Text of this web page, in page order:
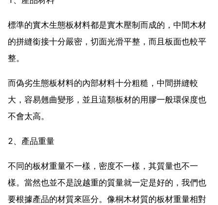
標準的實木生態板材料都是實木壓制而成的，中間木材
的拼縫銜接十分嚴密，切面光滑平整，而且板面也較平
整。
而偽劣生態板材料的內部材料十分粗糙，中間拼縫較
大，容易翹曲變形，並且這類板材的用膠一般環保度也
不會太高。
2、產品重量
不同的板材重量不一樣，密度不一樣，其質量也不一
樣。當然也並不是說越重的質量就一定是好的，我們也
要根據產品的材質來區分。像桐木材質的板材重量相對